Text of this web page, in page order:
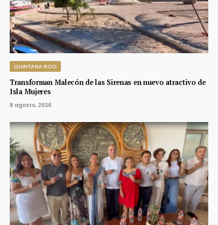
QUINTANA ROO
Transforman Malecón de las Sirenas en nuevo atractivo de
Isla Mujeres
8 agosto, 2026